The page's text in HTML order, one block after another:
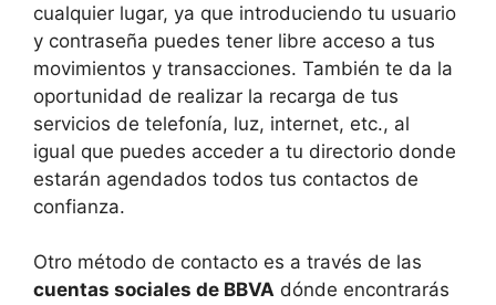
cualquier lugar, ya que introduciendo tu usuario
y contraseña puedes tener libre acceso a tus
movimientos y transacciones. También te da la
oportunidad de realizar la recarga de tus
servicios de telefonía, luz, internet, etc., al
igual que puedes acceder a tu directorio donde
estarán agendados todos tus contactos de
confianza.
Otro método de contacto es a través de las
cuentas sociales de BBVA dónde encontrarás